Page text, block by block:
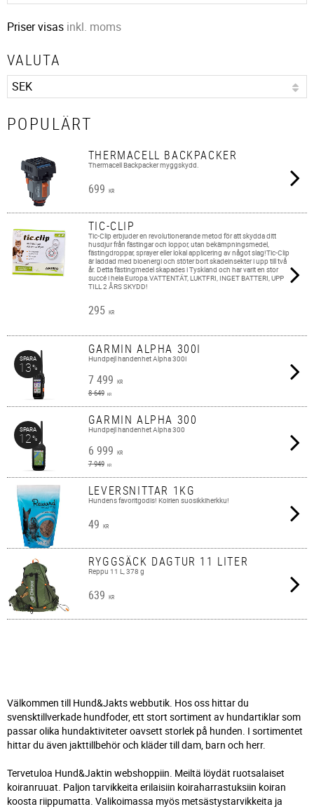
Priser visas inkl. moms
VALUTA
POPULÄRT
THERMACELL BACKPACKER
Thermacell Backpacker myggskydd.
699 KR
TIC-CLIP
Tic-Clip erbjuder en revolutionerande metod för att skydda ditt
husdjur från fästingar och loppor, utan bekämpningsmedel,
fästingdroppar, sprayer eller lokal applicering av något slag!Tic-Clip
är laddad med bioenergi och stöter bort skadeinsekter i upp till två
år. Detta fästingmedel skapades i Tyskland och har varit en stor
succé i hela Europa.VATTENTÄT, LUKTFRI, INGET BATTERI, UPP
TILL 2 ÅRS SKYDD!
295 KR
GARMIN ALPHA 300I
Hundpejl handenhet Alpha 300i
7 499 KR
8 649 KR
SPARA
13%
GARMIN ALPHA 300
Hundpejl handenhet Alpha 300
6 999 KR
7 949 KR
SPARA
12%
LEVERSNITTAR 1KG
Hundens favoritgodis! Koirien suosikkiherkku!
49 KR
RYGGSÄCK DAGTUR 11 LITER
Reppu 11 L, 378 g
639 KR
Välkommen till Hund&Jakts webbutik. Hos oss hittar du
svensktillverkade hundfoder, ett stort sortiment av hundartiklar som
passar olika hundaktiviteter oavsett storlek på hunden. I sortimentet
hittar du även jakttillbehör och kläder till dam, barn och herr.
Tervetuloa Hund&Jaktin webshoppiin. Meiltä löydät ruotsalaiset
koiranruuat. Paljon tarvikkeita erilaisiin koiraharrastuksiin koiran
koosta riippumatta. Valikoimassa myös metsästystarvikkeita ja